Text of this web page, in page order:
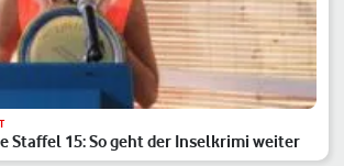
Staffel 15: So geht der Inselkrimi weiter